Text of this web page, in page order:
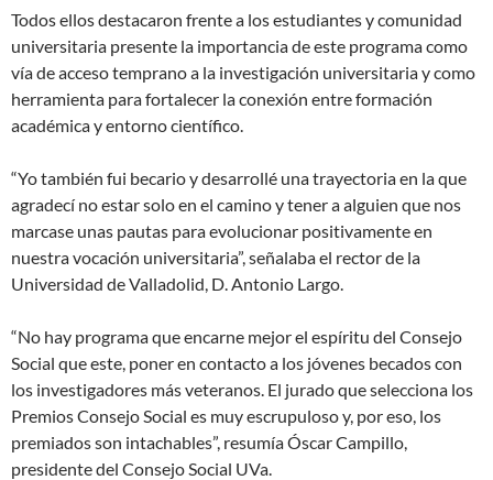
Todos ellos destacaron frente a los estudiantes y comunidad
universitaria presente la importancia de este programa como
vía de acceso temprano a la investigación universitaria y como
herramienta para fortalecer la conexión entre formación
académica y entorno científico.
“Yo también fui becario y desarrollé una trayectoria en la que
agradecí no estar solo en el camino y tener a alguien que nos
marcase unas pautas para evolucionar positivamente en
nuestra vocación universitaria”, señalaba el rector de la
Universidad de Valladolid, D. Antonio Largo.
“No hay programa que encarne mejor el espíritu del Consejo
Social que este, poner en contacto a los jóvenes becados con
los investigadores más veteranos. El jurado que selecciona los
Premios Consejo Social es muy escrupuloso y, por eso, los
premiados son intachables”, resumía Óscar Campillo,
presidente del Consejo Social UVa.